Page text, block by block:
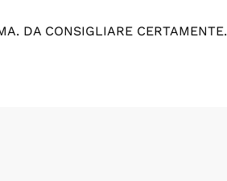
DA CONSIGLIARE CERTAMENTE.